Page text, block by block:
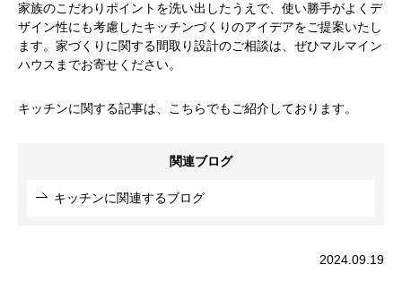
家族のこだわりポイントを洗い出したうえで、使い勝手がよくデ
ザイン性にも考慮したキッチンづくりのアイデアをご提案いたし
ます。家づくりに関する間取り設計のご相談は、ぜひマルマイン
ハウスまでお寄せください。
キッチンに関する記事は、こちらでもご紹介しております。
関連ブログ
キッチンに関連するブログ
2024.09.19